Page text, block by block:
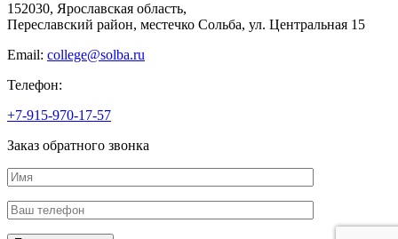
152030, Ярославская область,
Переславский район, местечко Сольба, ул. Центральная 15
Email: college@solba.ru
Телефон:
+7-915-970-17-57
Заказ обратного звонка